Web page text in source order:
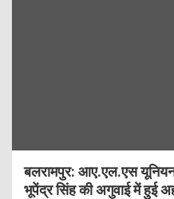
बलरामपुर: आए.एल.एस
भूपेंद्र सिंह की अगुवाई में हुई